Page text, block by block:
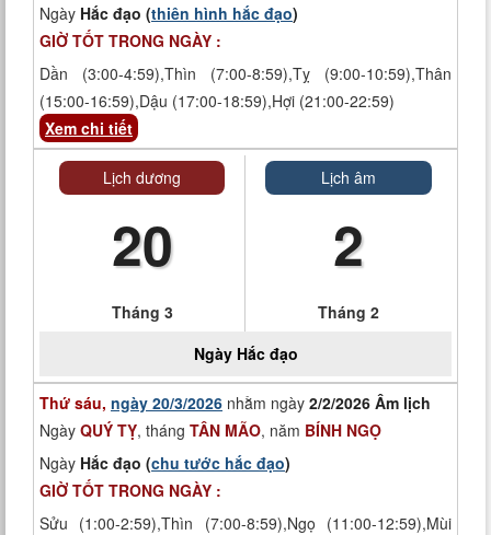
Ngày Hắc đạo (thiên hình hắc đạo)
GIỜ TỐT TRONG NGÀY :
Dần (3:00-4:59),Thìn (7:00-8:59),Tỵ (9:00-10:59),Thân
(15:00-16:59),Dậu (17:00-18:59),Hợi (21:00-22:59)
Xem chi tiết
Lịch dương
20
Tháng 3
Lịch âm
2
Tháng 2
Ngày Hắc đạo
Thứ sáu, ngày 20/3/2026 nhằm ngày 2/2/2026 Âm lịch
Ngày QUÝ TỴ, tháng TÂN MÃO, năm BÍNH NGỌ
Ngày Hắc đạo (chu tước hắc đạo)
GIỜ TỐT TRONG NGÀY :
Sửu (1:00-2:59),Thìn (7:00-8:59),Ngọ (11:00-12:59),Mùi